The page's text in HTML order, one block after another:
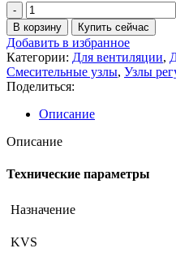
Количество
товара
Узел
регулирующий
ВЕКТОР
2-
Ш-1-
П/
С+
В корзину Купить сейчас
Добавить в избранное
Категории: Для вентиляции,
Смесительные узлы, Узлы
Поделиться:
Описание
Описание
Технические параметры
Назначение
KVS